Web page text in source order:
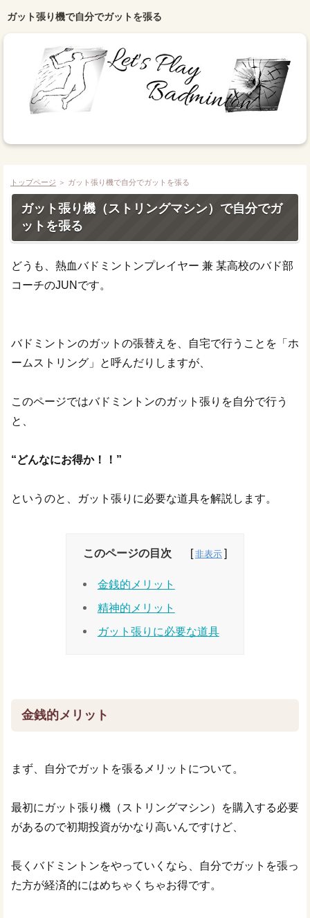
ガット張り機で自分でガットを張る
トップページ ＞ ガット張り機で自分でガットを張る
ガット張り機（ストリングマシン）で自分でガ
ットを張る
どうも、熱血バドミントンプレイヤー 兼 某高校のバド部
コーチのJUNです。
バドミントンのガットの張替えを、自宅で行うことを「ホ
ームストリング」と呼んだりしますが、
このページではバドミントンのガット張りを自分で行う
と、
“どんなにお得か！！”
というのと、ガット張りに必要な道具を解説します。
このページの目次
金銭的メリット
精神的メリット
ガット張りに必要な道具
金銭的メリット
まず、自分でガットを張るメリットについて。
最初にガット張り機（ストリングマシン）を購入する必要
があるので初期投資がかなり高いんですけど、
長くバドミントンをやっていくなら、自分でガットを張っ
た方が経済的にはめちゃくちゃお得です。